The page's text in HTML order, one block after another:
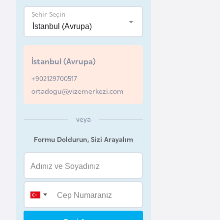
Şehir Seçin
İstanbul (Avrupa)
+902129700517
ortadogu@vizemerkezi.com
veya
Formu Doldurun, Sizi Arayalım
B
e
r
u
s
B
i
k